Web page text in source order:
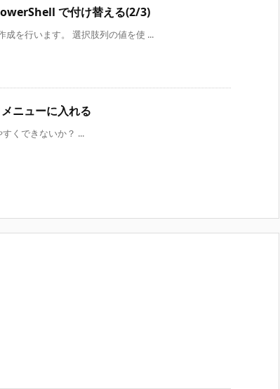
で付け替える(2/3)
成を行います。 選択肢列の値を使 ...
ニューに入れる
くできないか？ ...